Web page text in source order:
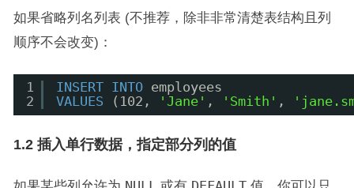
如果省略列名列表 (不推荐，除非非常清楚表结构且列
顺序不会改变)：
1
2
INSERT INTO employees
VALUES
(102, 'Jane' , 'Smith' ,
1.2 插入单行数据，指定部分列的值